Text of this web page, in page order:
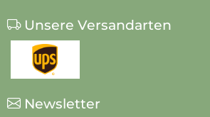
Unsere Versandarten
Newsletter